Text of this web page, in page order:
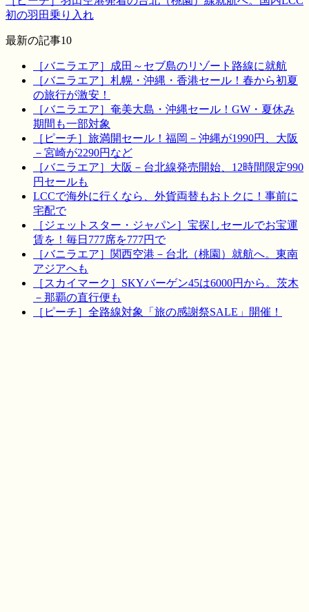
初の羽田乗り入れ
最新の記事10
［バニラエア］成田～セブ島のリゾート路線に就航
［バニラエア］札幌・沖縄・香港セール！春から初夏
の旅行が激安！
［バニラエア］奄美大島・沖縄セール！GW・夏休み
期間も一部対象
［ピーチ］旅満開セール！福岡－沖縄が1990円、大阪
－宮崎が2290円など
［バニラエア］大阪－台北線発売開始、12時間限定990
円セールも
LCCで海外に行くなら、外貨両替もおトクに！事前に
宅配で
［ジェットスター・ジャパン］宝探しセールでお宝運
賃を！毎日777席を777円で
［バニラエア］関西空港－台北（桃園）就航へ。東南
アジアへも
［スカイマーク］SKYバーゲン45は6000円から。茨木
－那覇の直行便も
［ピーチ］全路線対象「旅の感謝祭SALE」開催！